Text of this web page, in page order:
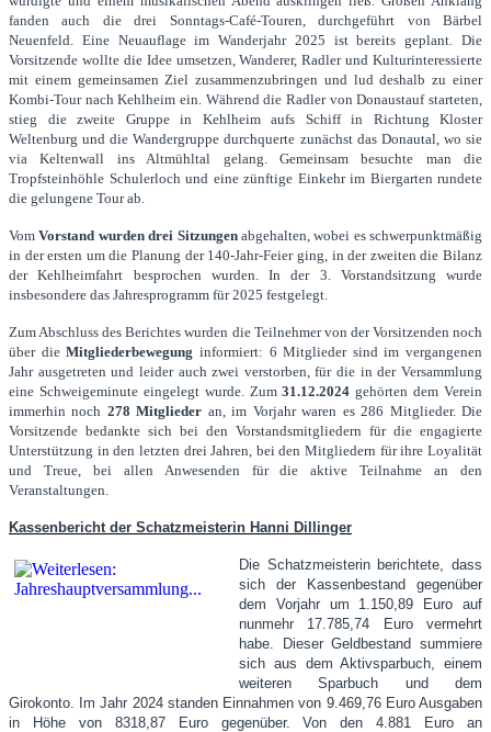
fanden auch die drei Sonntags-Café-Touren, durchgeführt von Bärbel
Neuenfeld. Eine Neuauflage im Wanderjahr 2025 ist bereits geplant. Die
Vorsitzende wollte die Idee umsetzen, Wanderer, Radler und Kulturinteressierte
mit einem gemeinsamen Ziel zusammenzubringen und lud deshalb zu einer
Kombi-Tour nach Kehlheim ein. Während die Radler von Donaustauf starteten,
stieg die zweite Gruppe in Kehlheim aufs Schiff in Richtung Kloster
Weltenburg und die Wandergruppe durchquerte zunächst das Donautal, wo sie
via Keltenwall ins Altmühltal gelang. Gemeinsam besuchte man die
Tropfsteinhöhle Schulerloch und eine zünftige Einkehr im Biergarten rundete
die gelungene Tour ab.
VomVorstand wurden drei Sitzungen abgehalten, wobei es schwerpunktmäßig
in der ersten um die Planung der 140-Jahr-Feier ging, in der zweiten die Bilanz
der Kehlheimfahrt besprochen wurden. In der 3. Vorstandsitzung wurde
insbesondere das Jahresprogramm für 2025 festgelegt.
Zum Abschluss des Berichtes wurden die Teilnehmer von der Vorsitzenden noch
über dieMitgliederbewegung informiert: 6 Mitglieder sind im vergangenen
Jahr ausgetreten und leider auch zwei verstorben, für die in der Versammlung
eine Schweigeminute eingelegt wurde. Zum31.12.2024gehörten dem Verein
immerhin noch 278 Mitglieder an, im Vorjahr waren es 286 Mitglieder. Die
Vorsitzende bedankte sich bei den Vorstandsmitgliedern für die engagierte
Unterstützung in den letzten drei Jahren, bei den Mitgliedern für ihre Loyalität
und Treue, bei allen Anwesenden für die aktive Teilnahme an den
Veranstaltungen.
Kassenbericht der Schatzmeisterin Hanni Dillinger
Die Schatzmeisterin berichtete, dass
sich der Kassenbestand gegenüber
dem Vorjahr um 1.150,89 Euro auf
nunmehr 17.785,74 Euro vermehrt
habe. Dieser Geldbestand summiere
sich aus dem Aktivsparbuch, einem
weiteren Sparbuch und dem
Girokonto. Im Jahr 2024 standen Einnahmen von 9.469,76 Euro Ausgaben
in Höhe von 8318,87 Euro gegenüber. Von den 4.881 Euro an